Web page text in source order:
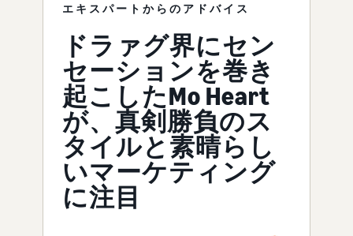
エキスパートからのアドバイス
ドラァグ界にセン
セーションを巻き
起こしたMo Heart
が、真剣勝負のス
タイルと素晴らし
いマーケティング
に注目